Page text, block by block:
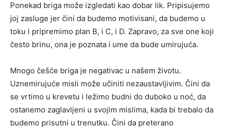
Ponekad briga može izgledati kao dobar lik. Pripisujemo
joj zasluge jer čini da budemo motivisani, da budemo u
toku i pripremimo plan B, i C, i D. Zapravo, za sve one koji
često brinu, ona je poznata i ume da bude umirujuća.
Mnogo češće briga je negativac u našem životu.
Uznemirujuće misli može učiniti nezaustavljivim. Čini da
se vrtimo u krevetu i ležimo budni do duboko u noć, da
ostanemo zaglavljeni u svojim mislima, kada bi trebalo da
budemo prisutni u trenutku. Čini da preterano